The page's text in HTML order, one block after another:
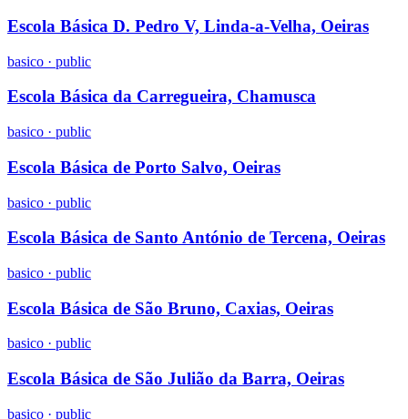
Escola Básica D. Pedro V, Linda-a-Velha, Oeiras
basico · public
Escola Básica da Carregueira, Chamusca
basico · public
Escola Básica de Porto Salvo, Oeiras
basico · public
Escola Básica de Santo António de Tercena, Oeiras
basico · public
Escola Básica de São Bruno, Caxias, Oeiras
basico · public
Escola Básica de São Julião da Barra, Oeiras
basico · public